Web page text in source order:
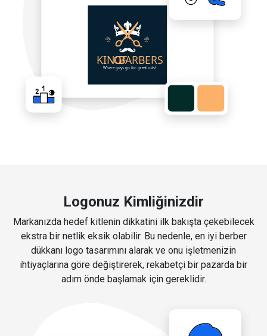
Logonuz Kimliğinizdir
Markanızda hedef kitlenin dikkatini ilk bakışta çekebilecek
ekstra bir netlik eksik olabilir. Bu nedenle, en iyi berber
dükkanı logo tasarımını alarak ve onu işletmenizin
ihtiyaçlarına göre değiştirerek, rekabetçi bir pazarda bir
adım önde başlamak için gereklidir.